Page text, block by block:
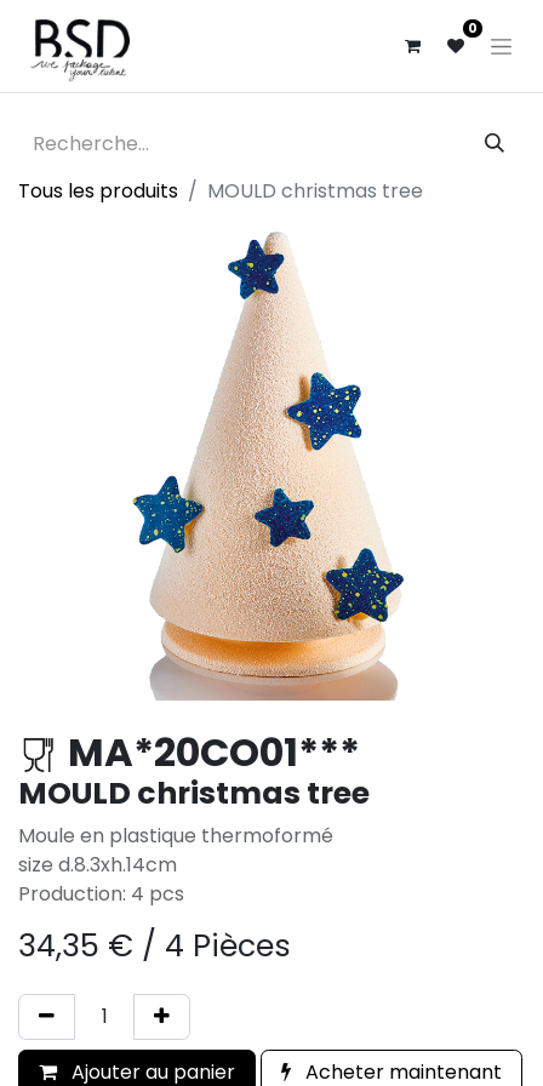
0
Tous les produits MOULD christmas tree
MA*20CO01***
MOULD christmas tree
Moule en plastique thermoformé
size d.8.3xh.14cm
Production: 4 pcs
34,35 € / 4 Pièces
Ajouter au panier Acheter maintenant